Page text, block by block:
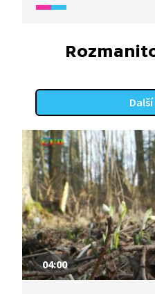
obecné a péče o mládě
04:00